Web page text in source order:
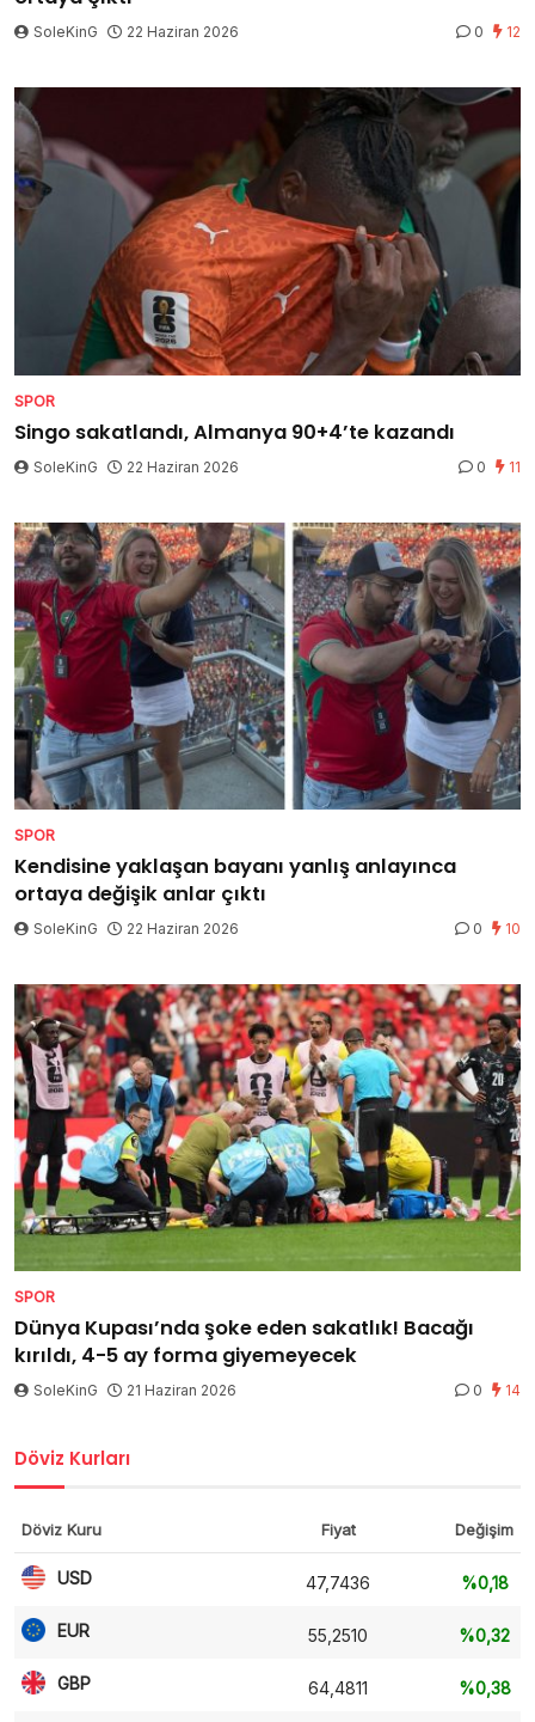
SoleKinG 22 Haziran 2026 0 12
SPOR
Singo sakatlandı, Almanya 90+4’te kazandı
SoleKinG 22 Haziran 2026 0 11
SPOR
Kendisine yaklaşan bayanı yanlış anlayınca
ortaya değişik anlar çıktı
SoleKinG 22 Haziran 2026 0 10
SPOR
Dünya Kupası’nda şoke eden sakatlık! Bacağı
kırıldı, 4-5 ay forma giyemeyecek
SoleKinG 21 Haziran 2026 0 14
Döviz Kurları
Döviz Kuru Fiyat Değişim
USD 47,7436 %0,18
EUR 55,2510 %0,32
GBP 64,4811 %0,38